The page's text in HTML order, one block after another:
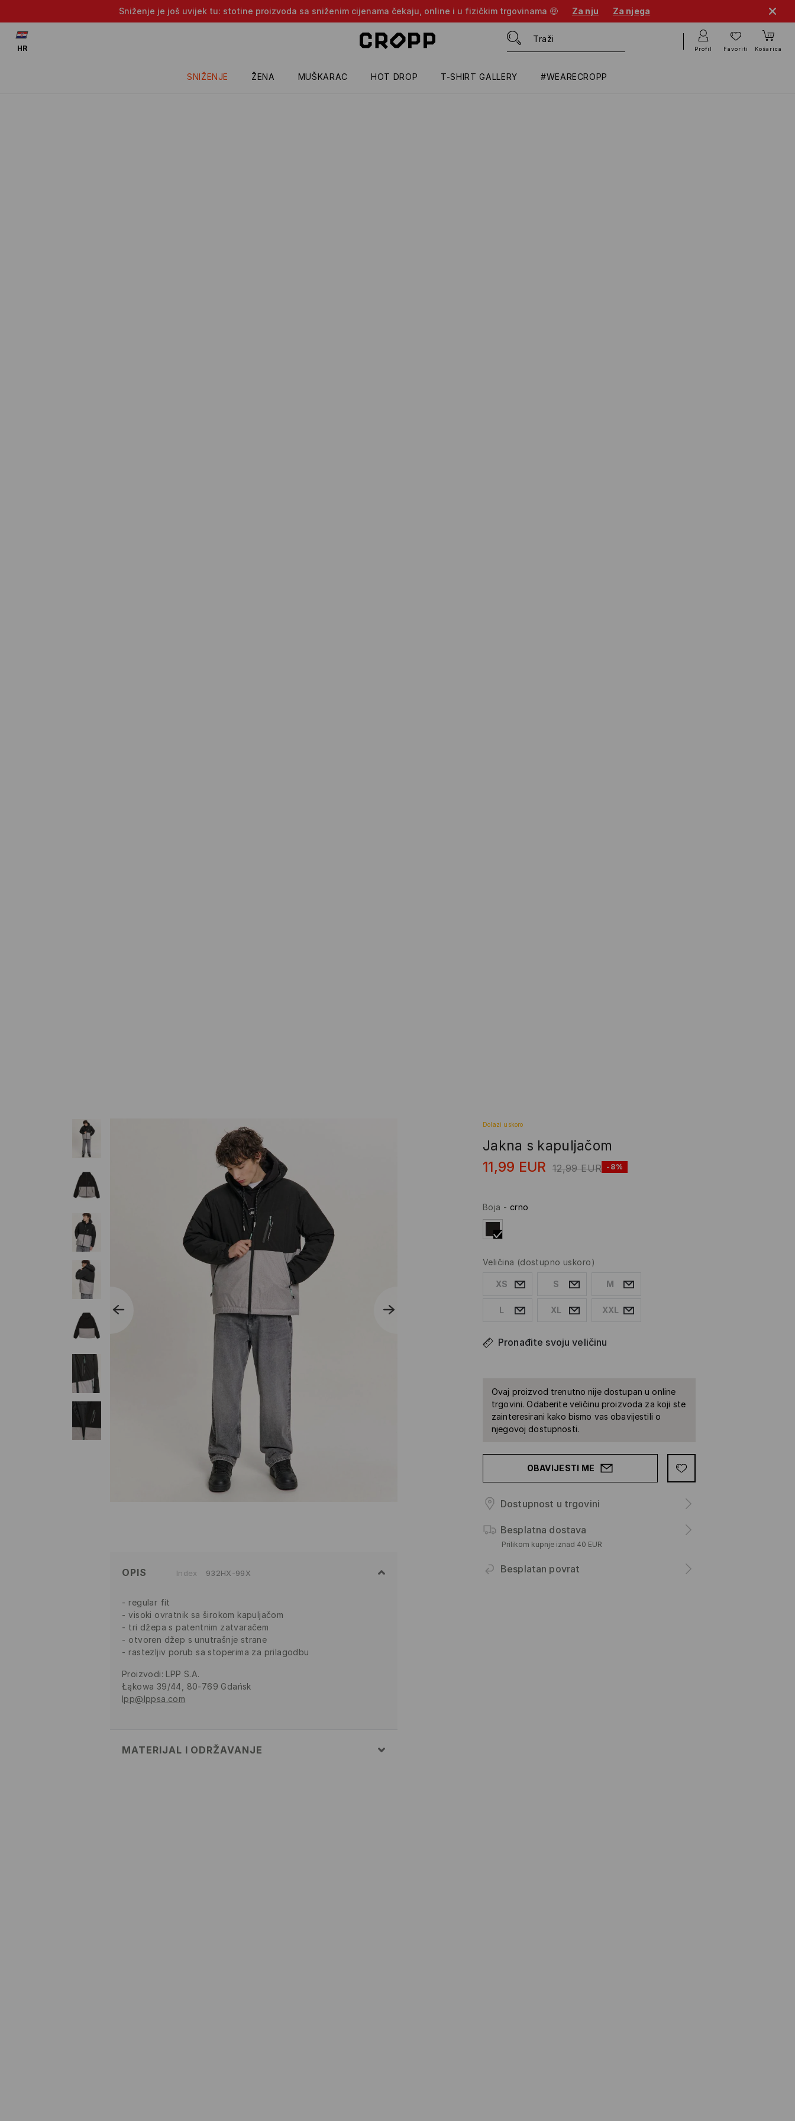
Sniženje je još uvijek tu: stotine proizvoda sa sniženim cijenama čekaju, online i u fizičkim trgovinama 🤑 Za nju Za njega
SNIŽENJE ŽENA MUŠKARAC HOT DROP T-SHIRT GALLERY #WEARECROPP
HR Profil Favoriti Košarica
Dolazi uskoro
Jakna s kapuljačom
11,99 EUR 12,99 EUR -8%
Boja - crno
Veličina (dostupno uskoro)
XS S M
L XL XXL
Pronađite svoju veličinu
Ovaj proizvod trenutno nije dostupan u online
trgovini. Odaberite veličinu proizvoda za koji ste
zainteresirani kako bismo vas obavijestili o
njegovoj dostupnosti.
OBAVIJESTI ME
Dostupnost u trgovini
Besplatna dostava
Prilikom kupnje iznad 40 EUR
Besplatan povrat
OPIS Index 932HX-99X
regular fit
visoki ovratnik sa širokom kapuljačom
tri džepa s patentnim zatvaračem
otvoren džep s unutrašnje strane
rastezljiv porub sa stoperima za prilagodbu
Proizvodi: LPP S.A.
Łąkowa 39/44, 80-769 Gdańsk
lpp@lppsa.com
MATERIJAL I ODRŽAVANJE